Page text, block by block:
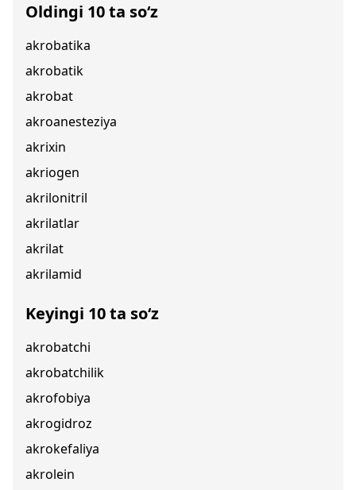
Oldingi 10 ta so‘z
akrobatika
akrobatik
akrobat
akroanesteziya
akrixin
akriogen
akrilonitril
akrilatlar
akrilat
akrilamid
Keyingi 10 ta so‘z
akrobatchi
akrobatchilik
akrofobiya
akrogidroz
akrokefaliya
akrolein